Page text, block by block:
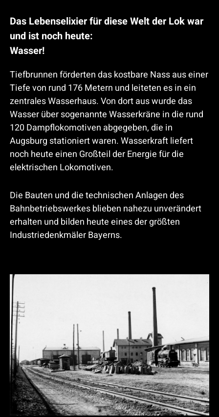
Das Lebenselixier für diese Welt der Lok war
und ist noch heute:
Wasser!
Tiefbrunnen förderten das kostbare Nass aus einer
Tiefe von rund 176 Metern und leiteten es in ein
zentrales Wasserhaus. Von dort aus wurde das
Wasser über sogenannte Wasserkräne in die rund
120 Dampflokomotiven abgegeben, die in
Augsburg stationiert waren. Wasserkraft liefert
noch heute einen Großteil der Energie für die
elektrischen Lokomotiven.
Die Bauten und die technischen Anlagen des
Bahnbetriebswerkes blieben nahezu unverändert
erhalten und bilden heute eines der größten
Industriedenkmäler Bayerns.